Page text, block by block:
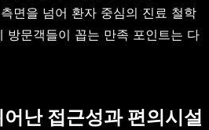
면을 넘어 환자 중심의 진료 철학
방문객들이 꼽는 만족 포인트는 다
난 접근성과 편의시설